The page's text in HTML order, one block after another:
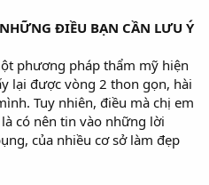
ĐIỀU BẠN CẦN LƯU Ý
phương pháp thẩm mỹ hiện
lại được vòng 2 thon gọn, hài
Tuy nhiên, điều mà chị em
có nên tin vào những lời
của nhiều cơ sở làm đẹp